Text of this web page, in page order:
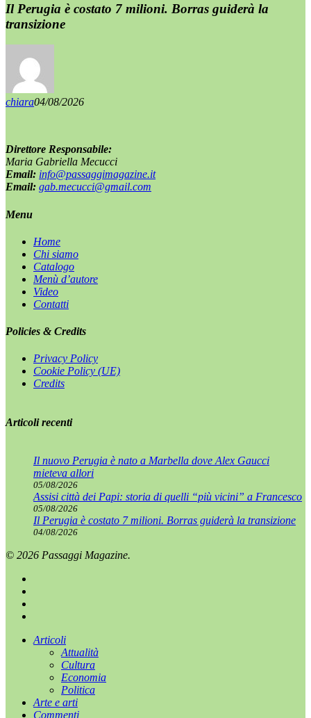
Il Perugia è costato 7 milioni. Borras guiderà la
transizione
chiara04/08/2026
Direttore Responsabile:
Maria Gabriella Mecucci
Email: info@passaggimagazine.it
Email: gab.mecucci@gmail.com
Menu
Home
Chi siamo
Catalogo
Menù d’autore
Video
Contatti
Policies & Credits
Privacy Policy
Cookie Policy (UE)
Credits
Articoli recenti
Il nuovo Perugia è nato a Marbella dove Alex Gaucci
mieteva allori
05/08/2026
Assisi città dei Papi: storia di quelli “più vicini” a Francesco
05/08/2026
Il Perugia è costato 7 milioni. Borras guiderà la transizione
04/08/2026
© 2026 Passaggi Magazine.
ChiudiArticoli
Attualità
Cultura
Economia
Politica
Arte e arti
Commenti